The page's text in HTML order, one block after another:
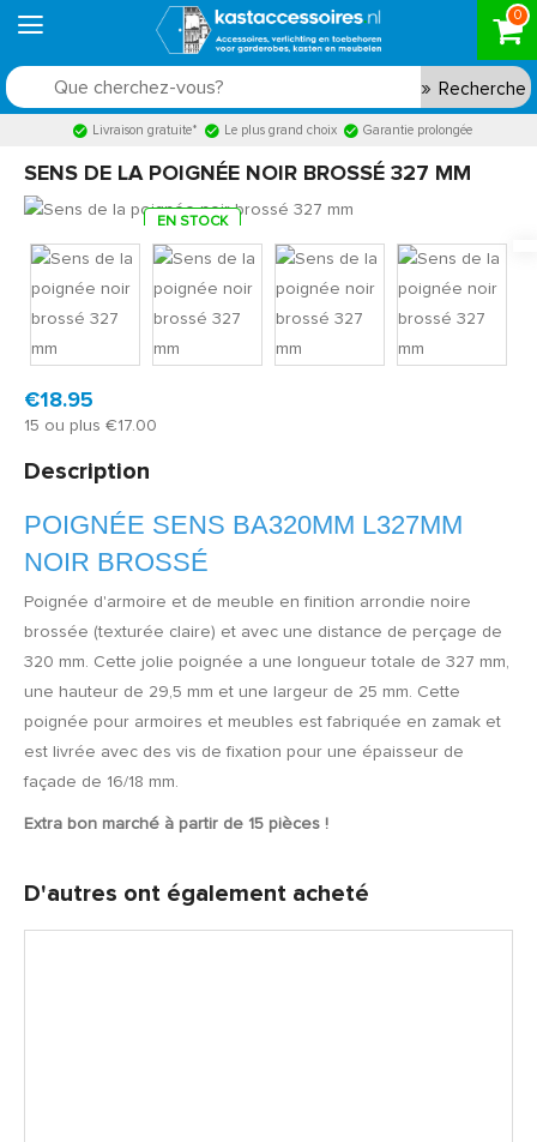
0
Recherche
Livraison gratuite* Le plus grand choix Garantie prolongée
SENS DE LA POIGNÉE NOIR BROSSÉ 327 MM
EN STOCK
Livraison rapide, en 1 à 2 jours ouvrés
€18.95
15 ou plus €17.00
Description
POIGNÉE SENS BA320MM L327MM
NOIR BROSSÉ
Poignée d'armoire et de meuble en finition arrondie noire
brossée (texturée claire) et avec une distance de perçage de
320 mm. Cette jolie poignée a une longueur totale de 327 mm,
une hauteur de 29,5 mm et une largeur de 25 mm. Cette
poignée pour armoires et meubles est fabriquée en zamak et
est livrée avec des vis de fixation pour une épaisseur de
façade de 16/18 mm.
Extra bon marché à partir de 15 pièces !
D'autres ont également acheté